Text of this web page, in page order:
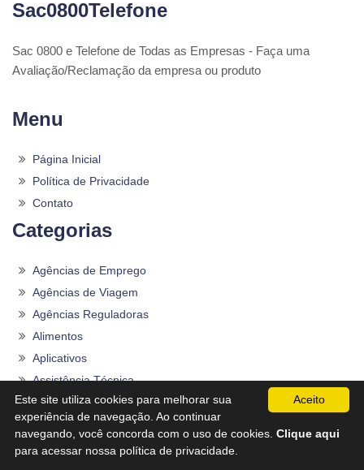
Sac0800Telefone
Sac 0800 e Telefone de Todas as Empresas - Faça uma
Avaliação/Reclamação da empresa ou produto
Menu
Página Inicial
Política de Privacidade
Contato
Categorias
Agências de Emprego
Agências de Viagem
Agências Reguladoras
Alimentos
Aplicativos
Assistência Técnica
Autopeças
Bancos
Bebidas
Aceito
Este site utiliza cookies para melhorar sua
experiência de navegação. Ao continuar
navegando, você concorda com o uso de cookies. Clique aqui
para acessar nossa política de privacidade.